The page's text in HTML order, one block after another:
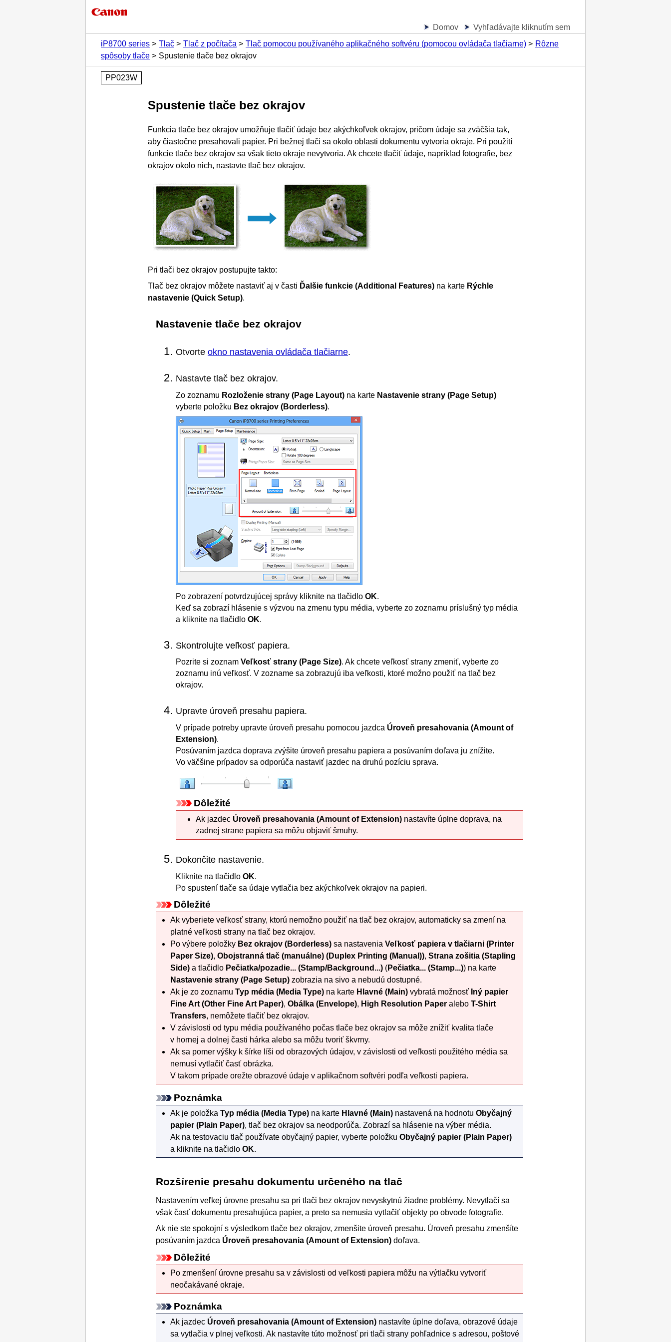
Domov
Vyhľadávajte kliknutím sem
iP8700 series
Tlač Tlač z počítača Tlač pomocou používaného aplikačného softvéru (pomocou ovládača tlačiarne)
Rôzne
spôsoby tlače
Spustenie tlače bez okrajov
PP023W
Spustenie tlače bez okrajov
Funkcia tlače bez okrajov umožňuje tlačiť údaje bez akýchkoľvek okrajov, pričom údaje sa zväčšia tak,
aby čiastočne presahovali papier. Pri bežnej tlači sa okolo oblasti dokumentu vytvoria okraje. Pri použití
funkcie tlače bez okrajov sa však tieto okraje nevytvoria. Ak chcete tlačiť údaje, napríklad fotografie, bez
okrajov okolo nich, nastavte tlač bez okrajov.
Pri tlači bez okrajov postupujte takto:
Tlač bez okrajov môžete nastaviť aj v časti Ďalšie funkcie (Additional Features) na karte Rýchle
nastavenie (Quick Setup).
Nastavenie tlače bez okrajov
Otvorte okno nastavenia ovládača tlačiarne.
Nastavte tlač bez okrajov.
Zo zoznamu Rozloženie strany (Page Layout) na karte Nastavenie strany (Page Setup)
vyberte položku Bez okrajov (Borderless).
Po zobrazení potvrdzujúcej správy kliknite na tlačidlo OK.
Keď sa zobrazí hlásenie s výzvou na zmenu typu média, vyberte zo zoznamu príslušný typ média
a kliknite na tlačidlo OK.
Skontrolujte veľkosť papiera.
Pozrite si zoznam Veľkosť strany (Page Size). Ak chcete veľkosť strany zmeniť, vyberte zo
zoznamu inú veľkosť. V zozname sa zobrazujú iba veľkosti, ktoré možno použiť na tlač bez
okrajov.
Upravte úroveň presahu papiera.
V prípade potreby upravte úroveň presahu pomocou jazdca Úroveň presahovania (Amount of
Extension).
Posúvaním jazdca doprava zvýšite úroveň presahu papiera a posúvaním doľava ju znížite.
Vo väčšine prípadov sa odporúča nastaviť jazdec na druhú pozíciu sprava.
Dôležité
Ak jazdec Úroveň presahovania (Amount of Extension) nastavíte úplne doprava, na
zadnej strane papiera sa môžu objaviť šmuhy.
Dokončite nastavenie.
Kliknite na tlačidlo OK.
Po spustení tlače sa údaje vytlačia bez akýchkoľvek okrajov na papieri.
Dôležité
Ak vyberiete veľkosť strany, ktorú nemožno použiť na tlač bez okrajov, automaticky sa zmení na
platné veľkosti strany na tlač bez okrajov.
Po výbere položky Bez okrajov (Borderless)sa nastavenia Veľkosť papiera v tlačiarni (Printer
Paper Size), Obojstranná tlač (manuálne) (Duplex Printing (Manual)), Strana zošitia (Stapling
Side)a tlačidlo Pečiatka/pozadie... (Stamp/Background...)(Pečiatka... (Stamp...)) na karte
Nastavenie strany (Page Setup)zobrazia na sivo a nebudú dostupné.
Ak je zo zoznamu Typ média (Media Type)na karte Hlavné (Main)vybratá možnosť Iný papier
Fine Art (Other Fine Art Paper), Obálka (Envelope), High Resolution Paperalebo T-Shirt
Transfers, nemôžete tlačiť bez okrajov.
V závislosti od typu média používaného počas tlače bez okrajov sa môže znížiť kvalita tlače
v hornej a dolnej časti hárka alebo sa môžu tvoriť škvrny.
Ak sa pomer výšky k šírke líši od obrazových údajov, v závislosti od veľkosti použitého média sa
nemusí vytlačiť časť obrázka.
V takom prípade orežte obrazové údaje v aplikačnom softvéri podľa veľkosti papiera.
Poznámka
Ak je položka Typ média (Media Type)na karte Hlavné (Main)nastavená na hodnotu Obyčajný
papier (Plain Paper), tlač bez okrajov sa neodporúča. Zobrazí sa hlásenie na výber média.
Ak na testovaciu tlač používate obyčajný papier, vyberte položku Obyčajný papier (Plain Paper)
a kliknite na tlačidlo OK.
Rozšírenie presahu dokumentu určeného na tlač
Nastavením veľkej úrovne presahu sa pri tlači bez okrajov nevyskytnú žiadne problémy. Nevytlačí sa
však časť dokumentu presahujúca papier, a preto sa nemusia vytlačiť objekty po obvode fotografie.
Ak nie ste spokojní s výsledkom tlače bez okrajov, zmenšite úroveň presahu. Úroveň presahu zmenšíte
posúvaním jazdca Úroveň presahovania (Amount of Extension) doľava.
Dôležité
Po zmenšení úrovne presahu sa v závislosti od veľkosti papiera môžu na výtlačku vytvoriť
neočakávané okraje.
Poznámka
Ak jazdec Úroveň presahovania (Amount of Extension)nastavíte úplne doľava, obrazové údaje
sa vytlačia v plnej veľkosti. Ak nastavíte túto možnosť pri tlači strany pohľadnice s adresou, poštové